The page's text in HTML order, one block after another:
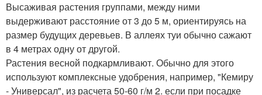
Высаживая растения группами, между ними
выдерживают расстояние от 3 до 5 м, ориентируясь на
размер будущих деревьев. В аллеях туи обычно сажают
в 4 метрах одну от другой.
Растения весной подкармливают. Обычно для этого
используют комплексные удобрения, например, "Кемиру
- Универсал", из расчета 50-60 г/м 2. если при посадке